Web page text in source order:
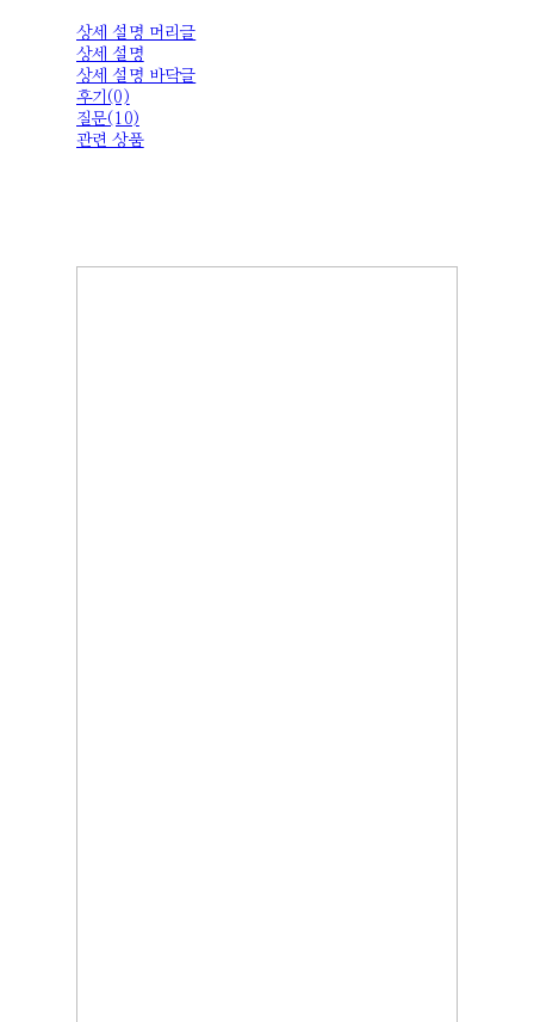
상세 설명 머리글
상세 설명
상세 설명 바닥글
후기(0)
질문(10)
관련 상품